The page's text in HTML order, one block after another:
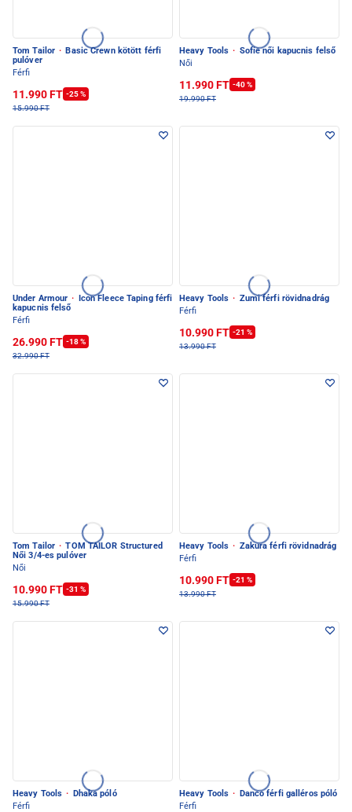
Tom Tailor · Basic Crewn kötött férfi
pulóver
Férfi
11.990 FT -25 %
15.990 FT
Heavy Tools · Sofie női kapucnis felső
Női
11.990 FT -40 %
19.990 FT
Under Armour ·
Icon Fleece Taping férfi
kapucnis felső
Férfi
26.990 FT -18 %
32.990 FT
Heavy Tools · Zumi férfi rövidnadrág
Férfi
10.990 FT -21 %
13.990 FT
Tom Tailor · TOM TAILOR Structured
Női 3/4-es pulóver
Női
10.990 FT -31 %
15.990 FT
Heavy Tools · Zakura férfi rövidnadrág
Férfi
10.990 FT -21 %
13.990 FT
Heavy Tools ·
Dhaka póló
Férfi
Heavy Tools ·
Danco férfi galléros póló
Férfi